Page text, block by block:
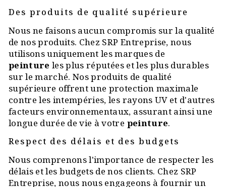
Des produits de qualité supérieure
Nous ne faisons aucun compromis sur la qualité
de nos produits. Chez SRP Entreprise, nous
utilisons uniquement les marques de
peintureles plus réputées et les plus durables
sur le marché. Nos produits de qualité
supérieure offrent une protection maximale
contre les intempéries, les rayons UV et d'autres
facteurs environnementaux, assurant ainsi une
longue durée de vie à votre peinture.
Respect des délais et des budgets
Nous comprenons l'importance de respecter les
délais et les budgets de nos clients. Chez SRP
Entreprise, nous nous engageons à fournir un